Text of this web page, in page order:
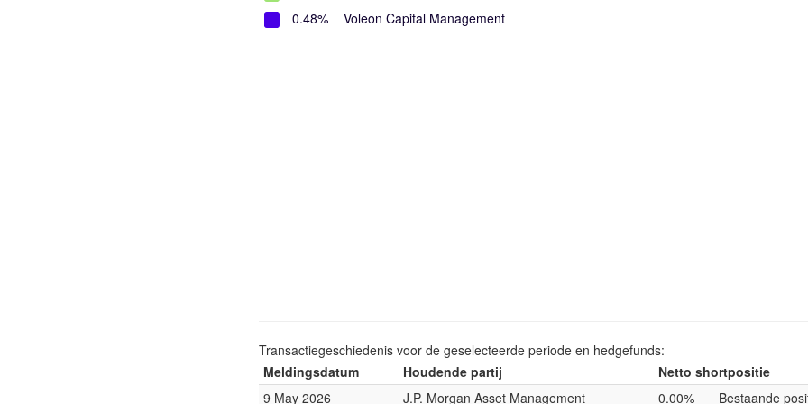
0.48%
Voleon Capital Management
Transactiegeschiedenis voor de geselecteerde periode en hedgefunds:
Meldingsdatum
Houdende partij
Netto shortpositie
9 May 2026
J.P. Morgan Asset Management 0.00% Bestaande